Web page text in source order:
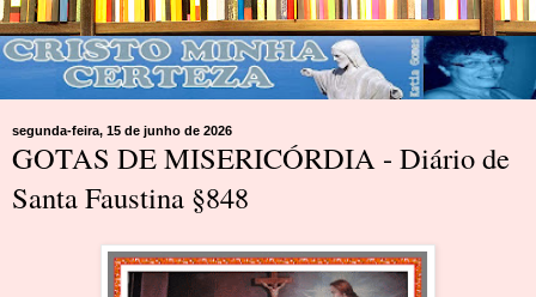
segunda-feira, 15 de junho de 2026
GOTAS DE MISERICÓRDIA - Diário de
Santa Faustina §848